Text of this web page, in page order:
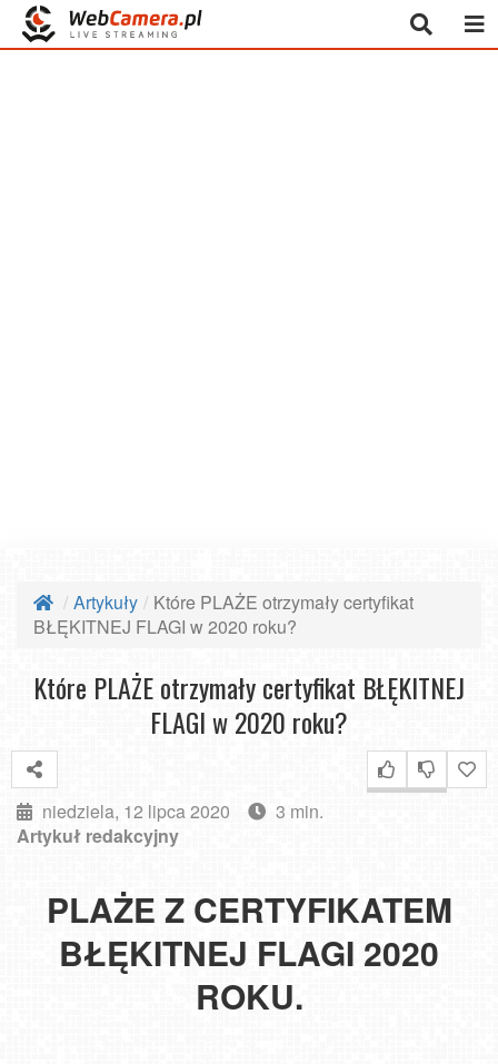
Artykuły
Które PLAŻE otrzymały certyfikat
BŁĘKITNEJ FLAGI w 2020 roku?
Które PLAŻE otrzymały certyfikat BŁĘKITNEJ
FLAGI w 2020 roku?
niedziela, 12 lipca 2020
3 min.
Artykuł redakcyjny
PLAŻE Z CERTYFIKATEM
BŁĘKITNEJ FLAGI 2020
ROKU.